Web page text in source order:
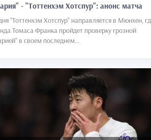
- "Тоттенхэм Хотспур": анонс матча
"Тоттенхэм Хотспур" направляется в Мюнхен,
Томаса Франка пройдет проверку грозной
в своем последнем...